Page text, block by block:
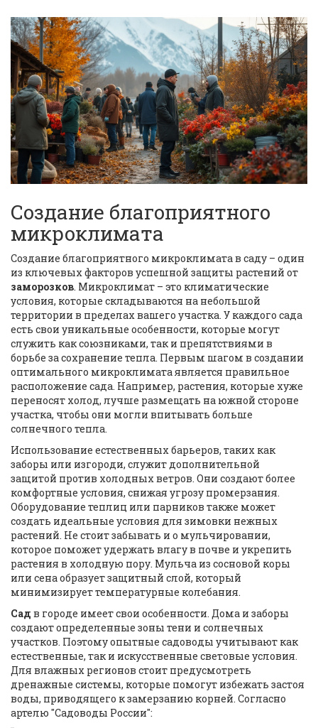
Создание благоприятного
микроклимата
Создание благоприятного микроклимата в саду – один
из ключевых факторов успешной защиты растений от
заморозков. Микроклимат – это климатические
условия, которые складываются на небольшой
территории в пределах вашего участка. У каждого сада
есть свои уникальные особенности, которые могут
служить как союзниками, так и препятствиями в
борьбе за сохранение тепла. Первым шагом в создании
оптимального микроклимата является правильное
расположение сада. Например, растения, которые хуже
переносят холод, лучше размещать на южной стороне
участка, чтобы они могли впитывать больше
солнечного тепла.
Использование естественных барьеров, таких как
заборы или изгороди, служит дополнительной
защитой против холодных ветров. Они создают более
комфортные условия, снижая угрозу промерзания.
Оборудование теплиц или парников также может
создать идеальные условия для зимовки нежных
растений. Не стоит забывать и о мульчировании,
которое поможет удержать влагу в почве и укрепить
растения в холодную пору. Мульча из сосновой коры
или сена образует защитный слой, который
минимизирует температурные колебания.
Сад в городе имеет свои особенности. Дома и заборы
создают определенные зоны тени и солнечных
участков. Поэтому опытные садоводы учитывают как
естественные, так и искусственные световые условия.
Для влажных регионов стоит предусмотреть
дренажные системы, которые помогут избежать застоя
воды, приводящего к замерзанию корней. Согласно
артелю "Садоводы России":